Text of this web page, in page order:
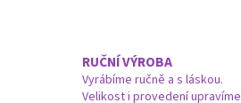
RUČNÍ VÝROBA
Vyrábíme ručně a s láskou.
Velikost i provedení upravíme